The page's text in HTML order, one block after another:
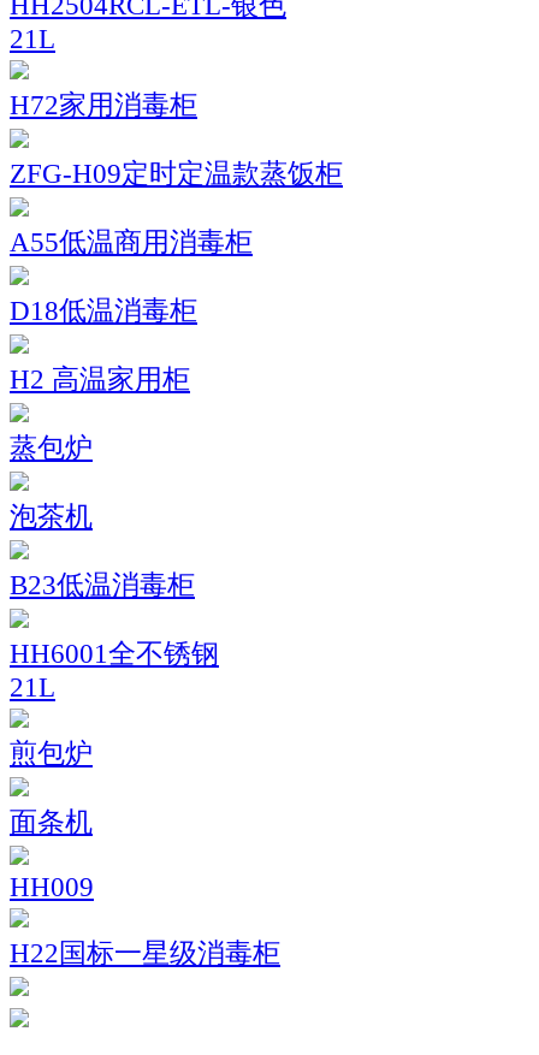
21L
H72家用消毒柜
ZFG-H09定时定温款蒸饭柜
A55低温商用消毒柜
D18低温消毒柜
H2 高温家用柜
蒸包炉
泡茶机
B23低温消毒柜
HH6001全不锈钢
21L
煎包炉
面条机
HH009
H22国标一星级消毒柜